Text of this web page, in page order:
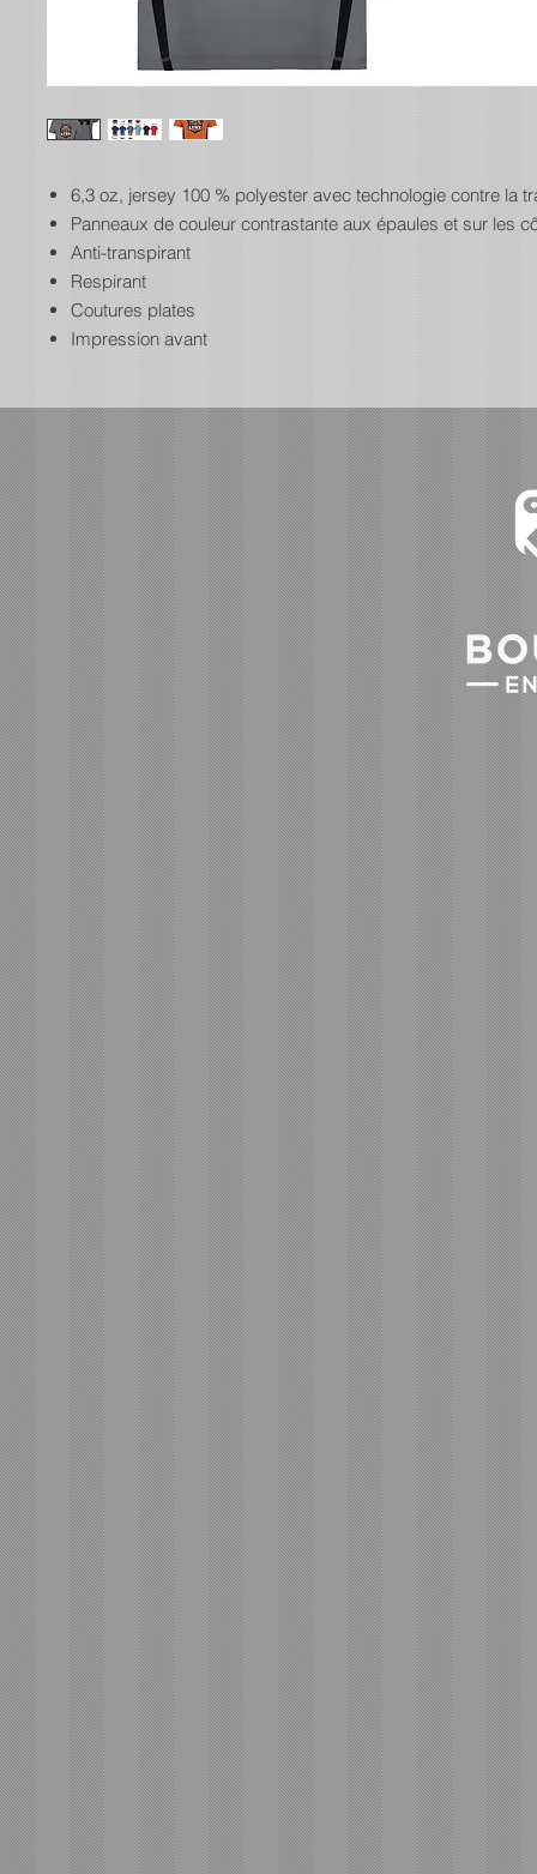
6,3 oz, jersey 100 % polyester avec technologie contre la
Panneaux de couleur contrastante aux épaules et sur les
Anti-transpirant
Respirant
Coutures plates
Impression avant